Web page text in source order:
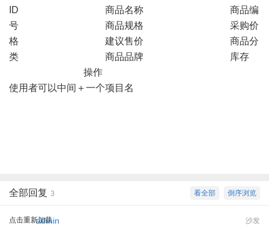
ID 商品名称 商品编
号 商品规格 采购价
格 建议售价 商品分
类 商品品牌 库存
操作
使用者可以中间＋一个项目名
倒序浏览
看全部
全部回复 3
点击重新加载 沙发
admin